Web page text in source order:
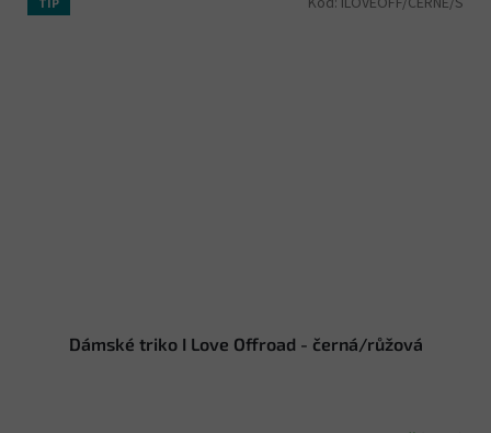
TIP
Dámské triko I Love Offroad - černá/růžová